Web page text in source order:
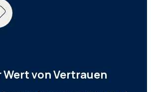
Wert von Vertrauen